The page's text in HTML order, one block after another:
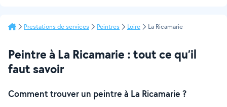
Prestations de services Peintres Loire La Ricamarie
Peintre à La Ricamarie : tout ce qu’il
faut savoir
Comment trouver un peintre à La Ricamarie ?